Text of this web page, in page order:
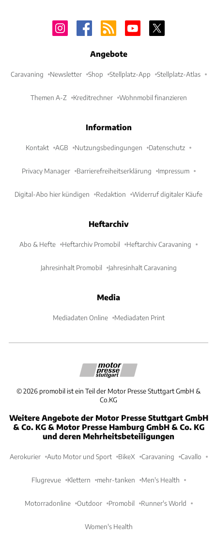
Angebote
Caravaning Newsletter Shop Stellplatz-App Stellplatz-Atlas
Themen A-Z Kreditrechner Wohnmobil finanzieren
Information
Kontakt AGB Nutzungsbedingungen Datenschutz
Privacy Manager Barrierefreiheitserklärung Impressum
Digital-Abo hier kündigen Redaktion Widerruf digitaler Käufe
Heftarchiv
Abo & Hefte Heftarchiv Promobil Heftarchiv Caravaning
Jahresinhalt Promobil Jahresinhalt Caravaning
Media
Mediadaten Online Mediadaten Print
©2026 promobil ist ein Teil der Motor Presse Stuttgart GmbH &
Co.KG
Weitere Angebote der Motor Presse Stuttgart GmbH
& Co. KG & Motor Presse Hamburg GmbH & Co. KG
und deren Mehrheitsbeteiligungen
Aerokurier Auto Motor und Sport BikeX Caravaning Cavallo
Flugrevue Klettern mehr-tanken Men's Health
Motorradonline Outdoor Promobil Runner's World
Women's Health